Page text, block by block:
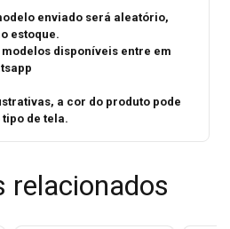
enviado será aleatório,
estoque.
disponíveis entre em
a cor do produto pode
de tela.
relacionados